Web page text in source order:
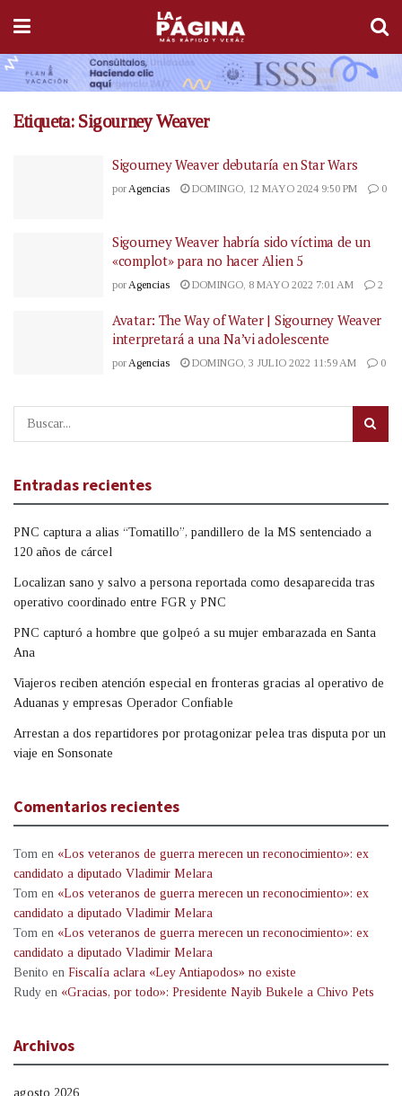
Etiqueta: Sigourney Weaver
Sigourney Weaver debutaría en Star Wars
por Agencias DOMINGO, 12 MAYO 2024 9:50 PM 0
Sigourney Weaver habría sido víctima de un
«complot» para no hacer Alien 5
porAgencias DOMINGO, 8 MAYO 2022 7:01 AM 2
Avatar: The Way of Water | Sigourney Weaver
interpretará a una Na’vi adolescente
por Agencias DOMINGO, 3 JULIO 2022 11:59 AM 0
Entradas recientes
PNC captura a alias “Tomatillo”, pandillero de la MS sentenciado a
120 años de cárcel
Localizan sano y salvo a persona reportada como desaparecida tras
operativo coordinado entre FGR y PNC
PNC capturó a hombre que golpeó a su mujer embarazada en Santa
Ana
Viajeros reciben atención especial en fronteras gracias al operativo de
Aduanas y empresas Operador Confiable
Arrestan a dos repartidores por protagonizar pelea tras disputa por un
viaje en Sonsonate
Comentarios recientes
Tom en «Los veteranos de guerra merecen un reconocimiento»: ex
candidato a diputado Vladimir Melara
Tom en «Los veteranos de guerra merecen un reconocimiento»: ex
candidato a diputado Vladimir Melara
Tom en «Los veteranos de guerra merecen un reconocimiento»: ex
candidato a diputado Vladimir Melara
Benito en Fiscalía aclara «Ley Antiapodos» no existe
Rudy en «Gracias, por todo»: Presidente Nayib Bukele a Chivo Pets
Archivos
agosto 2026